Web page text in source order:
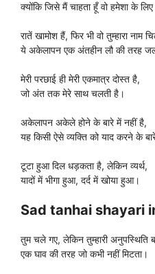
क्योंकि जिसे मैं चाहता हूँ वो हमेशा के
रातें खामोश हैं, फिर भी वो तुम्हारा नाम
ये अकेलापन एक अंतहीन लौ की तरह
मेरी परछाई ही मेरी एकमात्र दोस्त है,
जो अंत तक मेरे साथ चलती है।
अकेलापन अकेले होने के बारे में नहीं है,
यह किसी ऐसे व्यक्ति को याद करने के
टूटा हुआ दिल धड़कता है, लेकिन व्यर्थ,
यादों में भीगा हुआ, दर्द में खोया हुआ।
Sad tanhai shayari
तुम चले गए, लेकिन तुम्हारी अनुपस्थिति
एक घाव की तरह जो कभी नहीं मिटता।